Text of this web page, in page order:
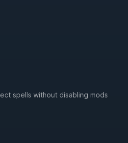
spells without disabling mods